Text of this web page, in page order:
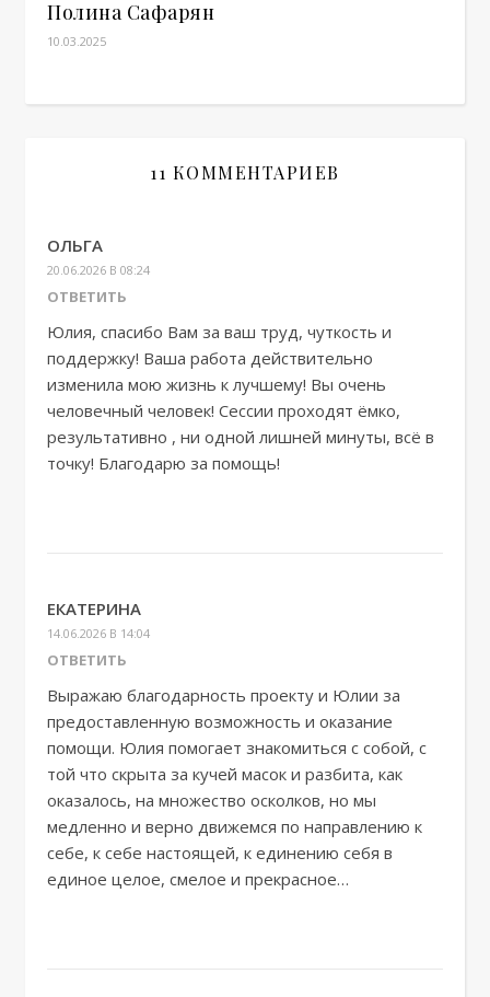
Полина Сафарян
10.03.2025
11 КОММЕНТАРИЕВ
ОЛЬГА
20.06.2026 В 08:24
ОТВЕТИТЬ
Юлия, спасибо Вам за ваш труд, чуткость и
поддержку! Ваша работа действительно
изменила мою жизнь к лучшему! Вы очень
человечный человек! Сессии проходят ёмко,
результативно , ни одной лишней минуты, всё в
точку! Благодарю за помощь!
ЕКАТЕРИНА
14.06.2026 В 14:04
ОТВЕТИТЬ
Выражаю благодарность проекту и Юлии за
предоставленную возможность и оказание
помощи. Юлия помогает знакомиться с собой, с
той что скрыта за кучей масок и разбита, как
оказалось, на множество осколков, но мы
медленно и верно движемся по направлению к
себе, к себе настоящей, к единению себя в
единое целое, смелое и прекрасное…